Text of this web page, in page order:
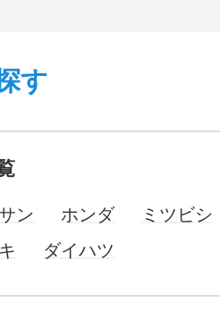
す
ン ホンダ
ミツビシ
ダイハツ